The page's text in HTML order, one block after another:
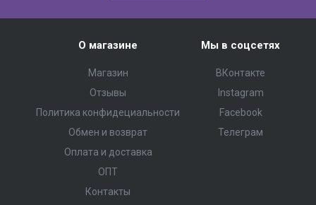
О магазине
Магазин
Отзывы
Политика конфидециальности
Обмен и возврат
Оплата и доставка
ОПТ
Контакты
Мы в соцсетях
ВКонтакте
Instagram
Facebook
Телеграм